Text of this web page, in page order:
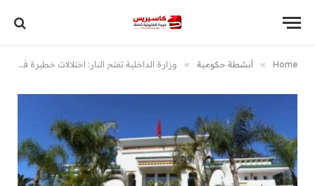
Home
» أنشطة حكومية » وزارة الداخلية تفتح النار: اختلالات خطيرة في جرد ممتلكات الجماعات بالمغرب